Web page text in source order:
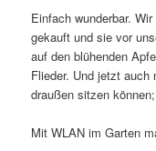
Einfach wunderbar.
gekauft und sie vor
auf den blühenden
Flieder. Und jetzt auch
draußen sitzen
Mit WLAN im Garten